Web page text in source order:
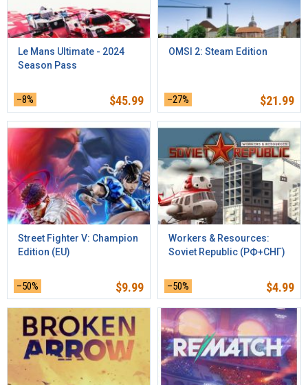
Le Mans Ultimate - 2024
Season Pass
–8% $45.99
OMSI 2: Steam Edition
–27% $21.99
Street Fighter V: Champion
Edition (EU)
–50% $9.99
Workers & Resources:
Soviet Republic (РФ+СНГ)
–50% $4.99